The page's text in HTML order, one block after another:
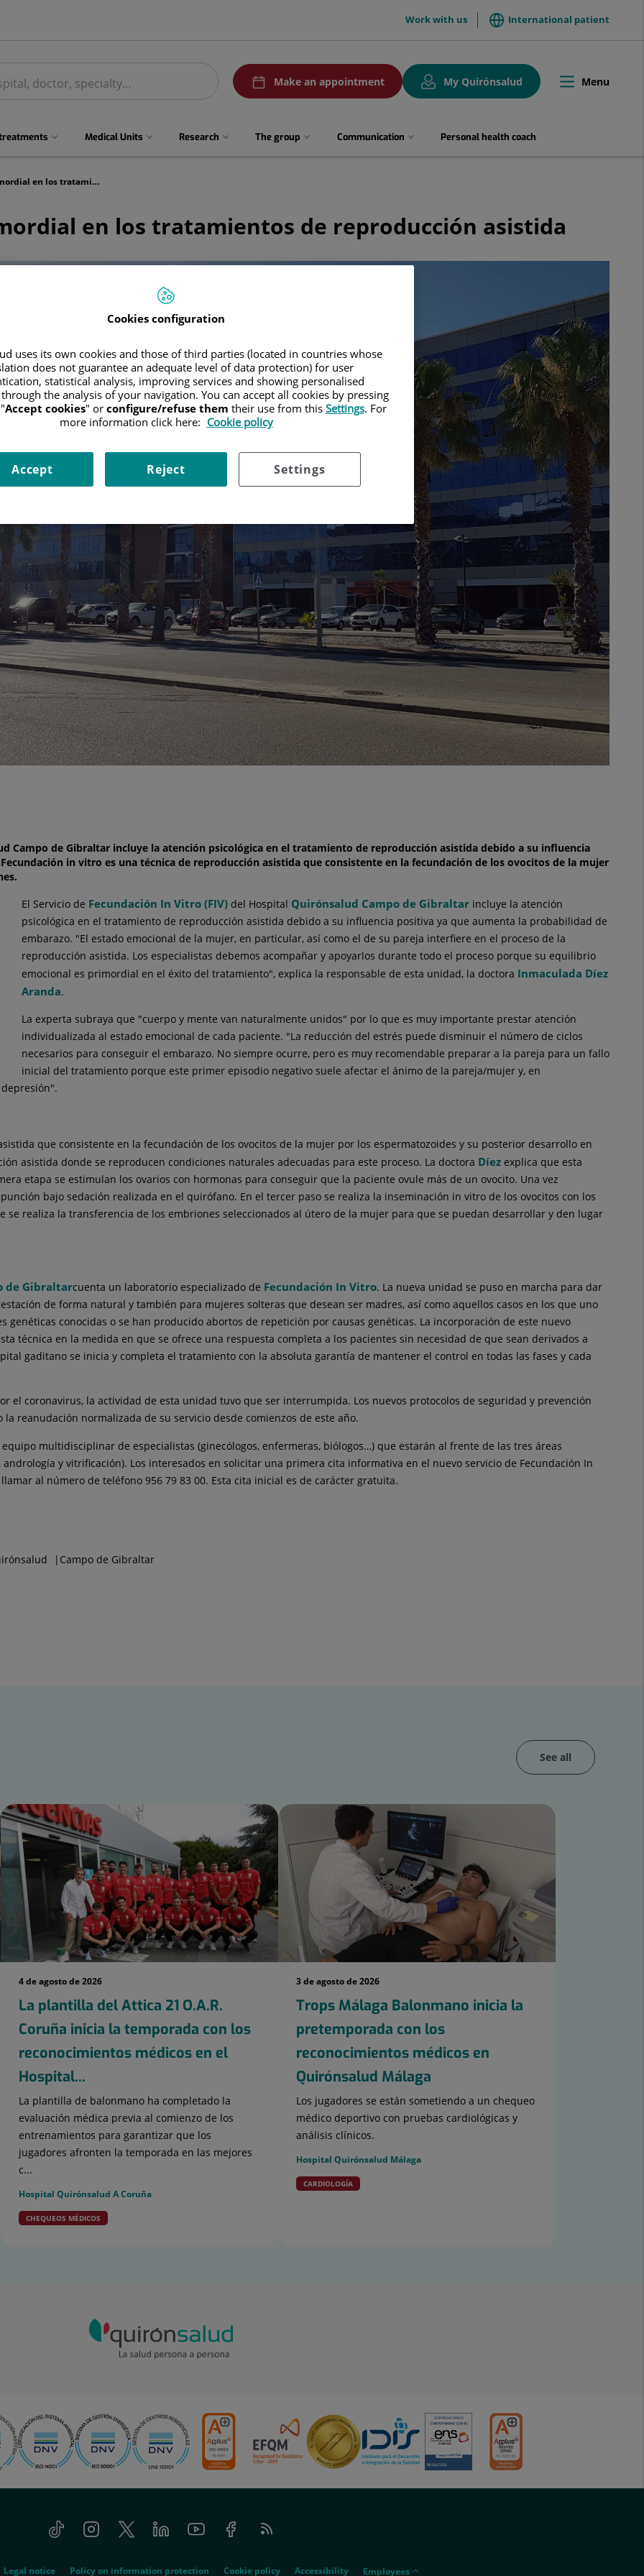
menuTop
Work with us International patient
menuPedirCita
Make an appointment
My Quirónsalud
Toggle
Menu
Medical Units Research The group Communication Personal health coach
El factor psicológico es primordial en los tratamientos de reproducción asistida
en los tratamientos de reproducción asistida
Campo de Gibraltar incluye la atención psicológica en el tratamiento de reproducción asistida debido a su influencia
in vitro es una técnica de reproducción asistida que consistente en la fecundación de los ovocitos de la mujer
El Servicio de Fecundación In Vitro (FIV) del Hospital Quirónsalud Campo de Gibraltar incluye la atención
psicológica en el tratamiento de reproducción asistida debido a su influencia positiva ya que aumenta la probabilidad de
embarazo. "El estado emocional de la mujer, en particular, así como el de su pareja interfiere en el proceso de la
reproducción asistida. Los especialistas debemos acompañar y apoyarlos durante todo el proceso porque su equilibrio
emocional es primordial en el éxito del tratamiento", explica la responsable de esta unidad, la doctora Inmaculada Díez
Aranda.
La experta subraya que "cuerpo y mente van naturalmente unidos" por lo que es muy importante prestar atención
individualizada al estado emocional de cada paciente. "La reducción del estrés puede disminuir el número de ciclos
necesarios para conseguir el embarazo. No siempre ocurre, pero es muy recomendable preparar a la pareja para un fallo
inicial del tratamiento porque este primer episodio negativo suele afectar el ánimo de la pareja/mujer y, en
que consistente en la fecundación de los ovocitos de la mujer por los espermatozoides y su posterior desarrollo en
asistida donde se reproducen condiciones naturales adecuadas para este proceso. La doctora Díez explica que esta
etapa se estimulan los ovarios con hormonas para conseguir que la paciente ovule más de un ovocito. Una vez
bajo sedación realizada en el quirófano. En el tercer paso se realiza la inseminación in vitro de los ovocitos con los
se realiza la transferencia de los embriones seleccionados al útero de la mujer para que se puedan desarrollar y den lugar
de Gibraltarcuenta un laboratorio especializado de Fecundación In Vitro. La nueva unidad se puso en marcha para dar
de forma natural y también para mujeres solteras que desean ser madres, así como aquellos casos en los que uno
conocidas o se han producido abortos de repetición por causas genéticas. La incorporación de este nuevo
técnica en la medida en que se ofrece una respuesta completa a los pacientes sin necesidad de que sean derivados a
gaditano se inicia y completa el tratamiento con la absoluta garantía de mantener el control en todas las fases y cada
el coronavirus, la actividad de esta unidad tuvo que ser interrumpida. Los nuevos protocolos de seguridad y prevención
reanudación normalizada de su servicio desde comienzos de este año.
multidisciplinar de especialistas (ginecólogos, enfermeras, biólogos…) que estarán al frente de las tres áreas
y vitrificación). Los interesados en solicitar una primera cita informativa en el nuevo servicio de Fecundación In
al número de teléfono 956 79 83 00. Esta cita inicial es de carácter gratuita.
Campo de Gibraltar
4 de agosto de 2026
La plantilla del Attica 21 O.A.R.
Coruña inicia la temporada con los
reconocimientos médicos en el
Hospital...
La plantilla de balonmano ha completado la
evaluación médica previa al comienzo de los
entrenamientos para garantizar que los
jugadores afronten la temporada en las mejores
c...
Hospital Quirónsalud A Coruña
CHEQUEOS MÉDICOS
3 de agosto de 2026
Trops Málaga Balonmano inicia la
pretemporada con los
reconocimientos médicos en
Quirónsalud Málaga
Los jugadores se están sometiendo a un chequeo
médico deportivo con pruebas cardiológicas y
análisis clínicos.
Hospital Quirónsalud Málaga
CARDIOLOGÍA
See all
Tiktok InstagramTwitter LinkedinYoutube FacebookFeed
RSS
Legal notice Policy on information protection Cookie policy Accessibility Employees
Cookies configuration
uses its own cookies and those of third parties (located in countries whose
does not guarantee an adequate level of data protection) for user
statistical analysis, improving services and showing personalised
the analysis of your navigation. You can accept all cookies by pressing
Accept cookies" or configure/refuse them their use from this Settings. For
more information click here: Cookie policy
Settings
Reject
Accept